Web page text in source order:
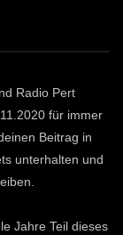
422
2
Radio Pert
für immer
Beitrag in
unterhalten und
Jahre Teil dieses